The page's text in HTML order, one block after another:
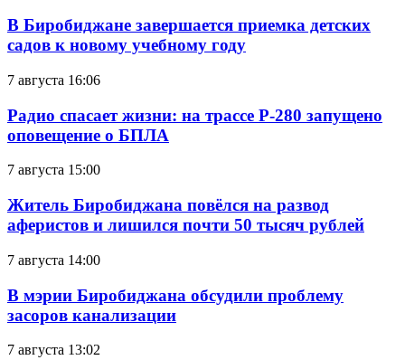
В Биробиджане завершается приемка детских
садов к новому учебному году
7 августа 16:06
Радио спасает жизни: на трассе Р-280 запущено
оповещение о БПЛА
7 августа 15:00
Житель Биробиджана повёлся на развод
аферистов и лишился почти 50 тысяч рублей
7 августа 14:00
В мэрии Биробиджана обсудили проблему
засоров канализации
7 августа 13:02